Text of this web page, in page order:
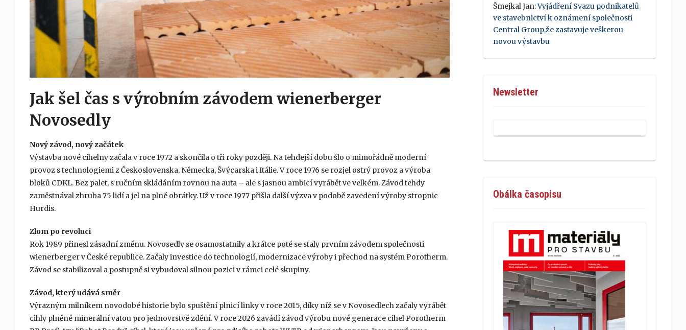
Jak šel čas s výrobním závodem wienerberger
Novosedly
Nový závod, nový začátek
Výstavba nové cihelny začala v roce 1972 a skončila o tři roky později. Na tehdejší dobu šlo o mimořádně moderní
provoz s technologiemi z Československa, Německa, Švýcarska i Itálie. V roce 1976 se rozjel ostrý provoz a výroba
bloků CDKL. Bez palet, s ručním skládáním rovnou na auta – ale s jasnou ambicí vyrábět ve velkém. Závod tehdy
zaměstnával zhruba 75 lidí a jel na plné obrátky. Už v roce 1977 přišla další výzva v podobě zavedení výroby stropnic
Hurdis.
Zlom po revoluci
Rok 1989 přinesl zásadní změnu. Novosedly se osamostatnily a krátce poté se staly prvním závodem společnosti
wienerberger v České republice. Začaly investice do technologií, modernizace výroby i přechod na systém Porotherm.
Závod se stabilizoval a postupně si vybudoval silnou pozici v rámci celé skupiny.
Závod, který udává směr
Výrazným milníkem novodobé historie bylo spuštění plnicí linky v roce 2015, díky níž se v Novosedlech začaly vyrábět
cihly plněné minerální vatou pro jednovrstvé zdění. V roce 2026 zavádí závod výrobu nové generace cihel Porotherm
Šmejkal Jan:Vyjádření Svazu podnikatelů
ve stavebnictví k oznámení společnosti
Central Group,že zastavuje veškerou
novou výstavbu
Newsletter
Obálka časopisu